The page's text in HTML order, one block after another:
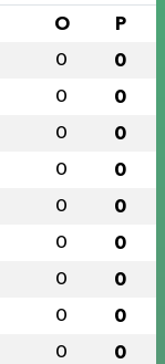
O P
0 0
0 0
0 0
0 0
0 0
0 0
0 0
0 0
0 0